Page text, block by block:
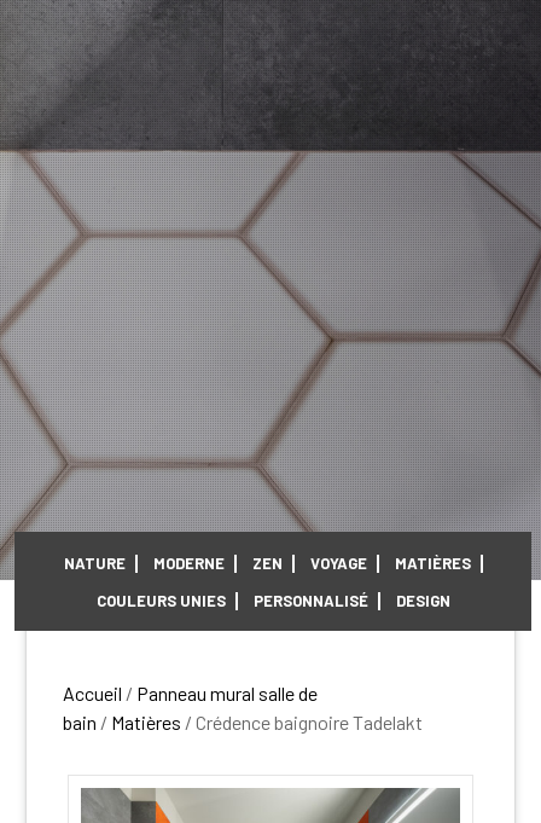
NATURE MODERNE ZEN VOYAGE
MATIÈRES
COULEURS UNIES
PERSONNALISÉ DESIGN
Accueil / Panneau mural salle de
bain / Matières / Crédence baignoire Tadelakt